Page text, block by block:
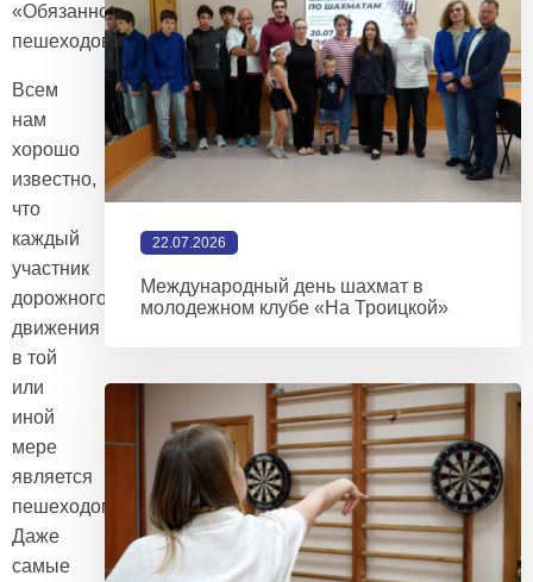
«Обязанности
пешеходов»
Всем
нам
хорошо
известно,
что
каждый
участник
дорожного
движения
в той
или
иной
мере
является
пешеходом.
Даже
самые
22.07.2026
Международный день шахмат в
молодежном клубе «На Троицкой»